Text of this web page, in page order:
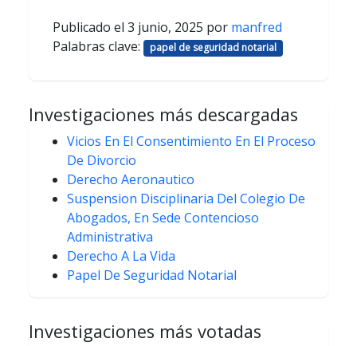
Publicado el 3 junio, 2025 por manfred
Palabras clave:
papel de seguridad notarial
Investigaciones más descargadas
Vicios En El Consentimiento En El Proceso
De Divorcio
Derecho Aeronautico
Suspension Disciplinaria Del Colegio De
Abogados, En Sede Contencioso
Administrativa
Derecho A La Vida
Papel De Seguridad Notarial
Investigaciones más votadas